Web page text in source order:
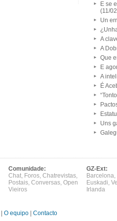
E se
(11/
Un
A
A
Que
E
A
É
Uns
Comunidade:
Chat, Foros, Chatrevistas,
Postais, Conversas, Open
Vieiros
GZ-Ext:
Barcelona,
Euskadi,
Irlanda
O equipo Contacto